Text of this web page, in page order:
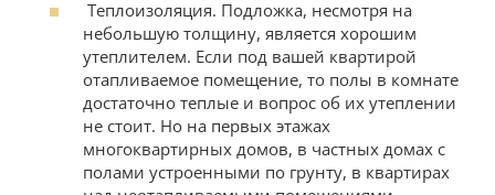
Теплоизоляция. Подложка, несмотря на
небольшую толщину, является хорошим
утеплителем. Если под вашей квартирой
отапливаемое помещение, то полы в комнате
достаточно теплые и вопрос об их утеплении
не стоит. Но на первых этажах
многоквартирных домов, в частных домах с
полами устроенными по грунту, в квартирах